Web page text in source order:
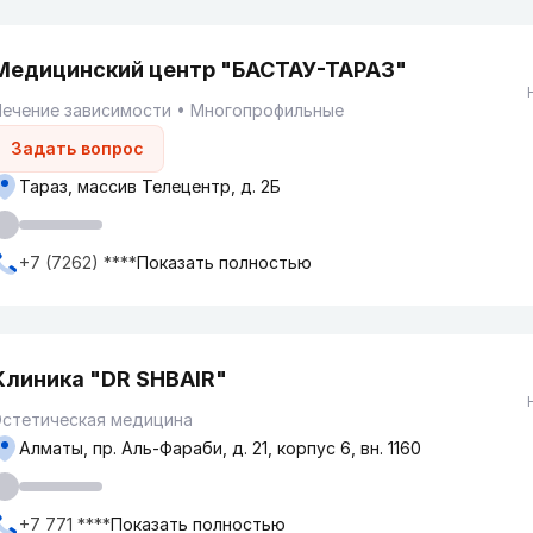
центр "БАСТАУ-ТАРАЗ"
зависимости
Многопрофильные
Задать вопрос
Тараз, массив Телецентр, д. 2Б
+7 (7262) ****Показать полностью
"DR SHBAIR"
медицина
Алматы, пр. Аль-Фараби, д. 21, корпус 6, вн. 1160
+7 771 ****Показать полностью